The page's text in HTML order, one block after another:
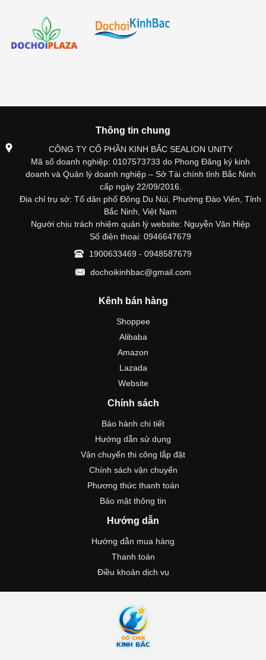
Thông tin chung
CÔNG TY CỔ PHẦN KINH BẮC SEALION UNITY
Mã số doanh nghiệp: 0107573733 do Phong Đăng ký kinh
doanh và Quản lý doanh nghiệp – Sở Tài chính tỉnh Bắc Ninh
cấp ngày 22/09/2016.
Địa chỉ trụ sở: Tổ dân phố Đông Du Núi, Phường Đào Viên, Tỉnh
Bắc Ninh, Việt Nam
Người chịu trách nhiệm quản lý website: Nguyễn Văn Hiệp
Số điện thoại: 0946647679
1900633469 - 0948587679
dochoikinhbac@gmail.com
Kênh bán hàng
Shoppee
Alibaba
Amazon
Lazada
Website
Chính sách
Bảo hành chi tiết
Hướng dẫn sử dụng
Vận chuyển thi công lắp đặt
Chính sách vận chuyển
Phương thức thanh toán
Bảo mật thông tin
Hướng dẫn
Hướng dẫn mua hàng
Thanh toán
Điều khoản dịch vụ